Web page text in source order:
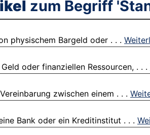
zum Begriff
physischem Bargeld oder . . .
oder finanziellen Ressourcen, . . .
zwischen einem . . .
Bank oder ein Kreditinstitut . . .